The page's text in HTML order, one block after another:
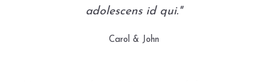
adolescens id qui."
Carol & John